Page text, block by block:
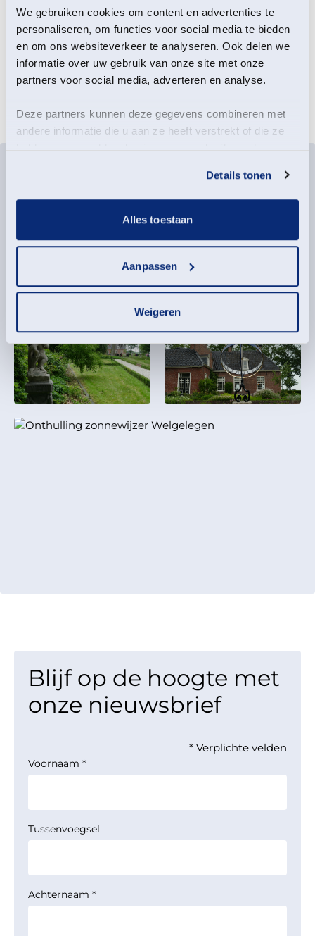
We gebruiken cookies om content en advertenties te
personaliseren, om functies voor social media te bieden
en om ons websiteverkeer te analyseren. Ook delen we
informatie over uw gebruik van onze site met onze
partners voor social media, adverteren en analyse.
Deze partners kunnen deze gegevens combineren met
andere informatie die u aan ze heeft verstrekt of die ze
Details tonen
Alles toestaan
Aanpassen
Weigeren
De restauratie van de tuinsieraden van veenborg
Welgelegen is medemogelijk gemaakt door Fonds
1999, Stichting De Versterking, het Ridderschap van
Groningen en de Vrienden van Het Groninger
Landschap.
Blijf op de hoogte met
onze nieuwsbrief
* Verplichte velden
Voornaam *
Tussenvoegsel
Achternaam *